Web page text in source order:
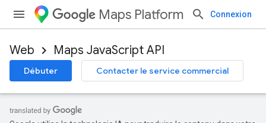
Maps Platform Connexion
Web Maps JavaScript API
Débuter Contacter le service commercial